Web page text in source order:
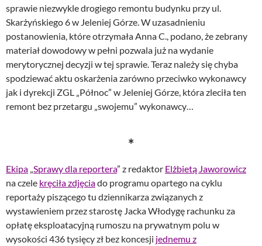
sprawie niezwykle drogiego remontu budynku przy ul.
Skarżyńskiego 6 w Jeleniej Górze. W uzasadnieniu
postanowienia, które otrzymała Anna C., podano, że zebrany
materiał dowodowy w pełni pozwala już na wydanie
merytorycznej decyzji w tej sprawie. Teraz należy się chyba
spodziewać aktu oskarżenia zarówno przeciwko wykonawcy
jak i dyrekcji ZGL „Północ” w Jeleniej Górze, która zleciła ten
remont bez przetargu „swojemu” wykonawcy…
*
Ekipa Sprawy dla reportera” z redaktor Elżbietą Jaworowicz
na czele kręciła zdjęciado programu opartego na cyklu
reportaży piszącego tu dziennikarza związanych z
wystawieniem przez starostę Jacka Włodygę rachunku za
opłatę eksploatacyjną rumoszu na prywatnym polu w
wysokości 436 tysięcy zł bez koncesji jednemu z